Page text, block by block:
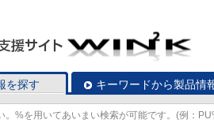
を探す キーワードから製品情